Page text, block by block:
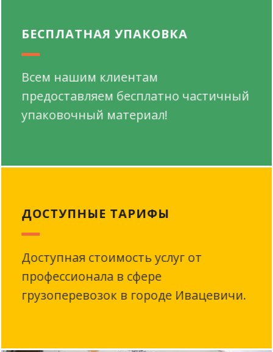
БЕСПЛАТНАЯ УПАКОВКА
Всем нашим клиентам
предоставляем бесплатно частичный
упаковочный материал!
ДОСТУПНЫЕ ТАРИФЫ
Доступная стоимость услуг от
профессионала в сфере
грузоперевозок в городе Ивацевичи.